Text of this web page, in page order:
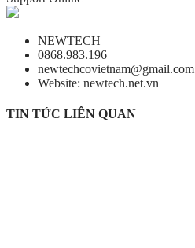
NEWTECH
0868.983.196
newtechcovietnam@gmail.com
Website: newtech.net.vn
TIN TỨC LIÊN QUAN